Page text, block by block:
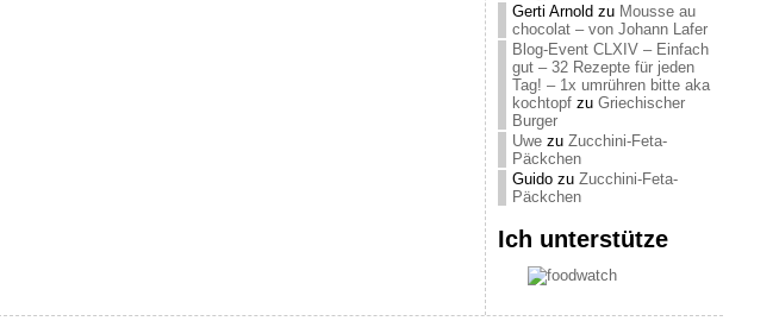
Gerti Arnold zu Mousse au
chocolat – von Johann Lafer
Blog-Event CLXIV – Einfach
gut – 32 Rezepte für jeden
Tag! – 1x umrühren bitte aka
kochtopf zu Griechischer
Burger
Uwe zu Zucchini-Feta-
Päckchen
Guido zu Zucchini-Feta-
Päckchen
Ich unterstütze